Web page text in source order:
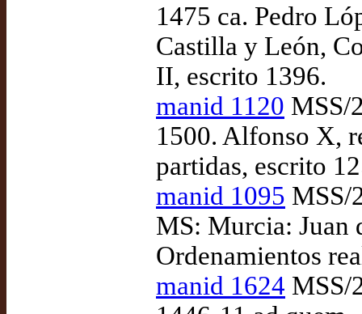
1475 ca. Pedro
Castilla y León,
II, escrito 1396.
manid 1120 MSS/
1500. Alfonso X,
partidas, escrito
manid 1095 MSS/
MS: Murcia: Juan
Ordenamientos
manid 1624 MSS/